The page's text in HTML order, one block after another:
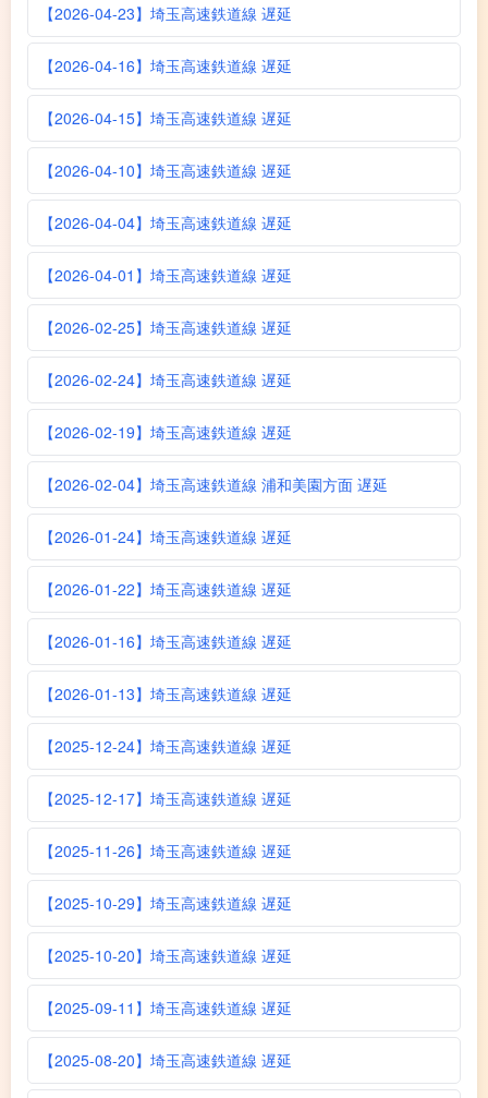
【2026-04-23】埼玉高速鉄道線 遅延
【2026-04-16】埼玉高速鉄道線 遅延
【2026-04-15】埼玉高速鉄道線 遅延
【2026-04-10】埼玉高速鉄道線 遅延
【2026-04-04】埼玉高速鉄道線 遅延
【2026-04-01】埼玉高速鉄道線 遅延
【2026-02-25】埼玉高速鉄道線 遅延
【2026-02-24】埼玉高速鉄道線 遅延
【2026-02-19】埼玉高速鉄道線 遅延
【2026-02-04】埼玉高速鉄道線 浦和美園方面 遅延
【2026-01-24】埼玉高速鉄道線 遅延
【2026-01-22】埼玉高速鉄道線 遅延
【2026-01-16】埼玉高速鉄道線 遅延
【2026-01-13】埼玉高速鉄道線 遅延
【2025-12-24】埼玉高速鉄道線 遅延
【2025-12-17】埼玉高速鉄道線 遅延
【2025-11-26】埼玉高速鉄道線 遅延
【2025-10-29】埼玉高速鉄道線 遅延
【2025-10-20】埼玉高速鉄道線 遅延
【2025-09-11】埼玉高速鉄道線 遅延
【2025-08-20】埼玉高速鉄道線 遅延